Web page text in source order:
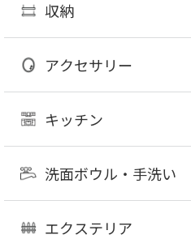
収納
アクセサリー
キッチン
洗面ボウル・手洗い
エクステリア